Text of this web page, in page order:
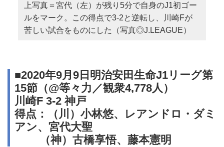
上写真＝宮代（左）が残り5分で自身のJ1初ゴー
ルをマーク。この得点で3-2と逆転し、川崎Fが
苦しい試合をものにした（写真◎J.LEAGUE）
■2020年9月9日明治安田生命J1リーグ第
15節（@等々力／観衆4,778人）
川崎F 3-2 神戸
得点：（川）小林悠、レアンドロ・ダミ
アン、宮代大聖
（神）古橋享悟、藤本憲明